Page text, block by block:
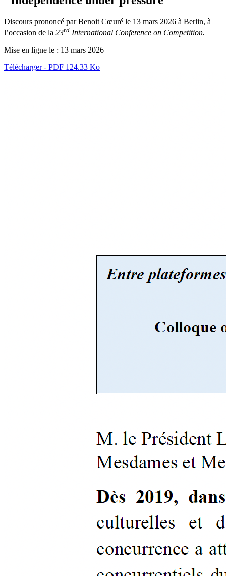
Discours prononcé par Benoit Cœuré le 13 mars 2026 à Berlin, à
l’occasion de la 23rd International Conference on Competition.
Mise en ligne le : 13 mars 2026
Télécharger - PDF 124.33 Ko